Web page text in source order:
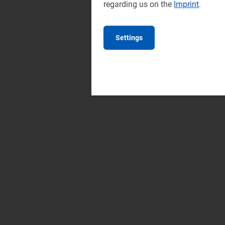
regarding us on the Imprint.
Settings